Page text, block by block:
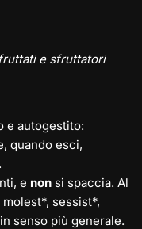
e sfruttatori
e autogestito:
quando esci,
e non si spaccia. Al
sessist*,
senso più generale.